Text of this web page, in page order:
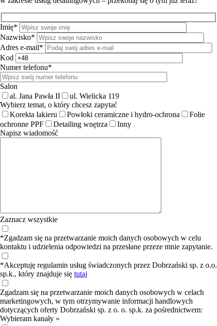
Imię*
Nazwisko*
Adres e-mail*
Kod
Numer telefonu*
Salon
al. Jana Pawła II
ul. Wielicka 119
Wybierz temat, o który chcesz zapytać
Korekta lakieru
Powłoki ceramiczne i hydro-ochrona
Folie
ochronne PPF
Detailing wnętrza
Inny
Napisz wiadomość
Zaznacz wszystkie
*Zgadzam się na przetwarzanie moich danych osobowych w celu
kontaktu i udzielenia odpowiedzi na przesłane przeze mnie zapytanie.
*Akceptuję regulamin usług świadczonych przez Dobrzański sp. z o.o.
sp.k., który znajduje się tutaj
Zgadzam się na przetwarzanie moich danych osobowych w celach
marketingowych, w tym otrzymywanie informacji handlowych
dotyczących oferty Dobrzański sp. z o. o. sp.k. za pośrednictwem:
Wybieram kanały »